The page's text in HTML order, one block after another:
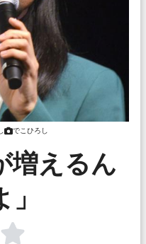
でこひろし
増えるん